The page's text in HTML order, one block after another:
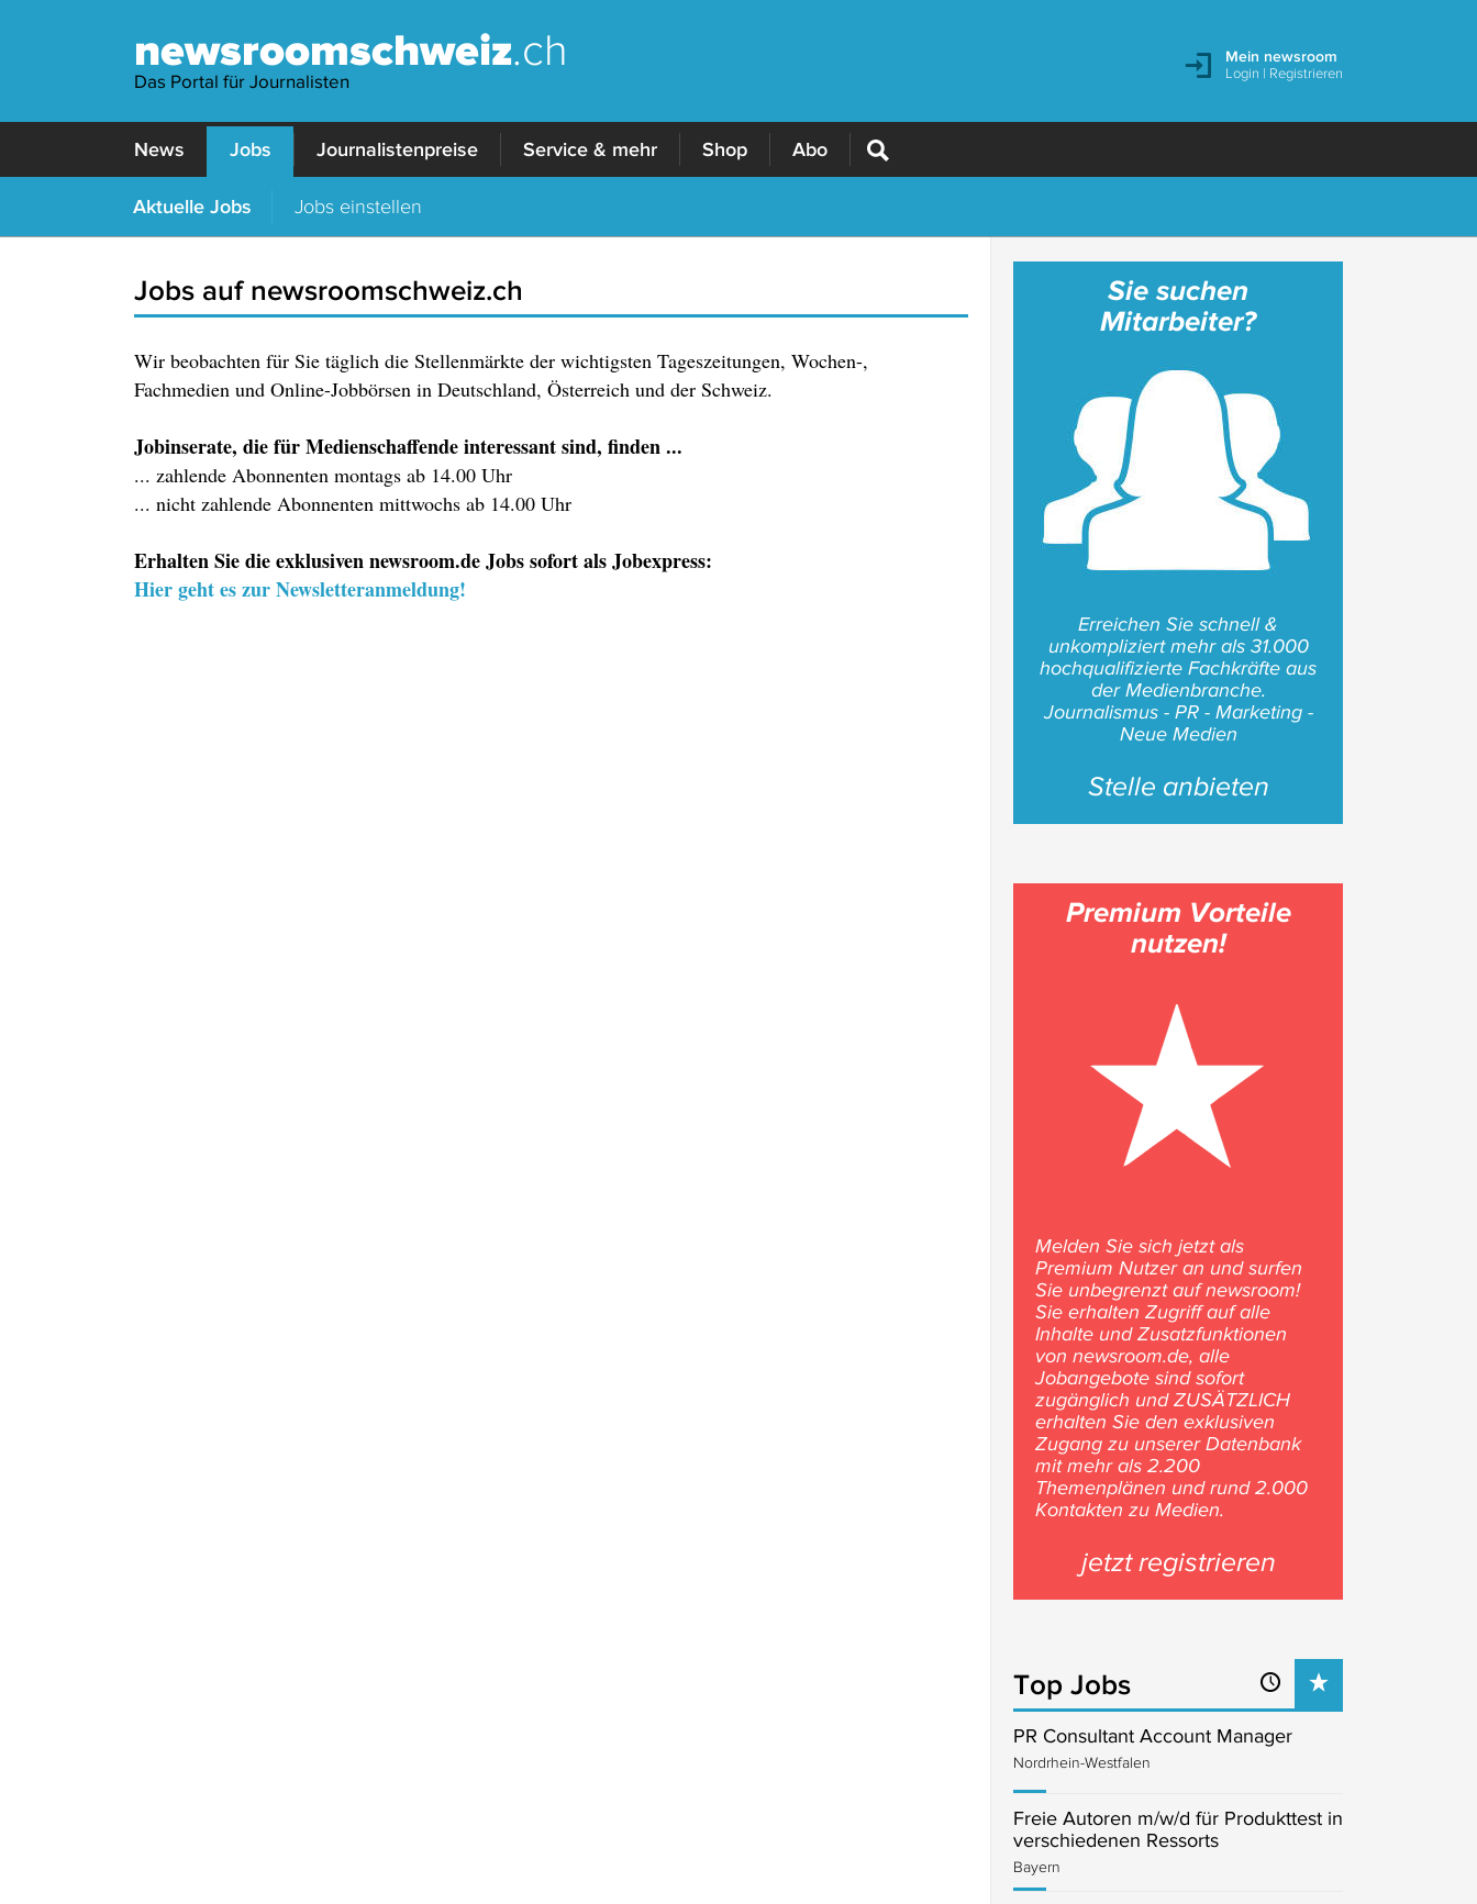
newsroomschweiz.ch
Das Portal für Journalisten
Mein newsroom
Login | Registrieren
News Jobs Journalistenpreise Service & mehr Shop Abo
Aktuelle Jobs Jobs einstellen
Jobs auf newsroomschweiz.ch
Wir beobachten für Sie täglich die Stellenmärkte der wichtigsten Tageszeitungen, Wochen-,
Fachmedien und Online-Jobbörsen in Deutschland, Österreich und der Schweiz.
Jobinserate, die für Medienschaffende interessant sind, finden ...
... zahlende Abonnenten montags ab 14.00 Uhr
... nicht zahlende Abonnenten mittwochs ab 14.00 Uhr
Erhalten Sie die exklusiven newsroom.de Jobs sofort als Jobexpress:
Hier geht es zur Newsletteranmeldung!
Sie suchen
Mitarbeiter?
Erreichen Sie schnell &
unkompliziert mehr als 31.000
hochqualifizierte Fachkräfte aus
der Medienbranche.
Journalismus - PR - Marketing -
Neue Medien
Stelle anbieten
Premium Vorteile
nutzen!
Melden Sie sich jetzt als
Premium Nutzer an und surfen
Sie unbegrenzt auf newsroom!
Sie erhalten Zugriff auf alle
Inhalte und Zusatzfunktionen
von newsroom.de, alle
Jobangebote sind sofort
zugänglich und ZUSÄTZLICH
erhalten Sie den exklusiven
Zugang zu unserer Datenbank
mit mehr als 2.200
Themenplänen und rund 2.000
Kontakten zu Medien.
jetzt registrieren
Top Jobs
PR Consultant Account Manager
Nordrhein-Westfalen
Freie Autoren m/w/d für Produkttest in
verschiedenen Ressorts
Bayern